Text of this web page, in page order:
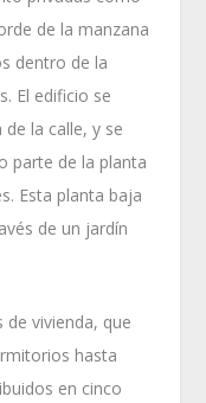
de la manzana
dentro de la
El edificio se
la calle, y se
parte de la planta
Esta planta baja
de un jardín
vivienda, que
hasta
en cinco